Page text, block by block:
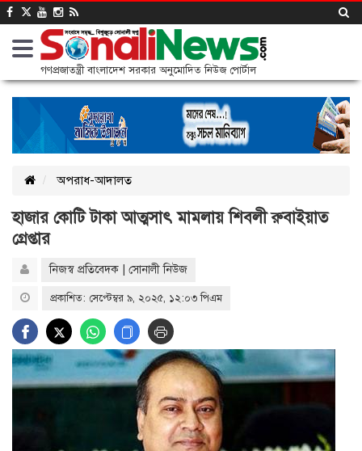
গণপ্রজাতন্ত্রী বাংলাদেশ সরকার অনুমোদিত নিউজ পোর্টাল
অপরাধ-আদালত
হাজার কোটি টাকা আত্মসাৎ মামলায় শিবলী রুবাইয়াত
গ্রেপ্তার
নিজস্ব প্রতিবেদক | সোনালী নিউজ
প্রকাশিত: সেপ্টেম্বর ৯, ২০২৫, ১২:০৩ পিএম